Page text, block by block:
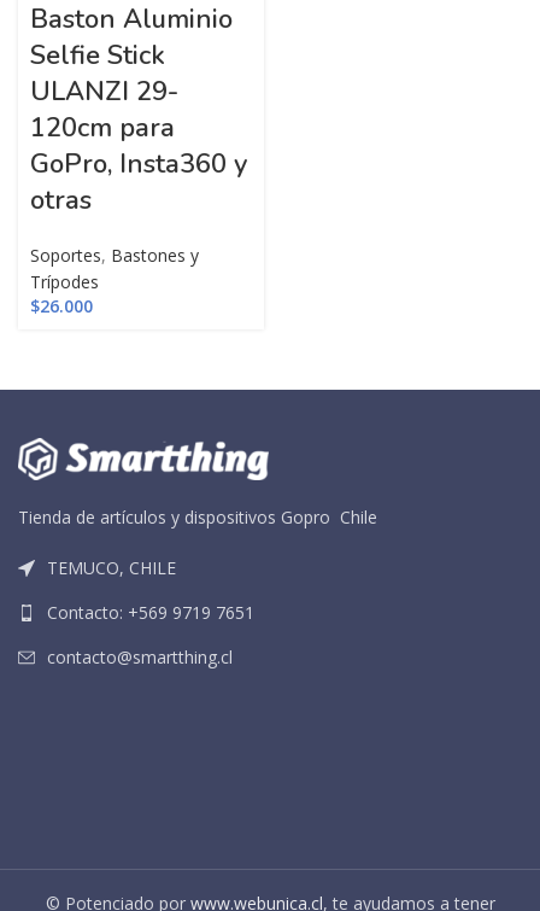
Baston Aluminio
Selfie Stick
ULANZI 29-
120cm para
GoPro, Insta360 y
otras
Soportes, Bastones y
Trípodes
$26.000
Tienda de artículos y dispositivos Gopro Chile
TEMUCO, CHILE
Contacto: +569 9719 7651
contacto@smartthing.cl
© Potenciado por www.webunica.cl, te ayudamos a tener